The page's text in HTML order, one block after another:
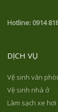
Hotline: 0914
DỊCH VỤ
Vệ sinh văn
Vệ sinh nhà ở
Làm sạch xe hơi